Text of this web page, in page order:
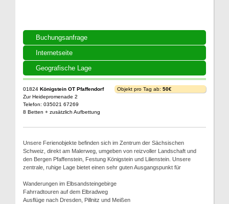
Buchungsanfrage
Internetseite
Geografische Lage
01824 Königstein OT Pfaffendorf
Zur Heidepromenade 2
Telefon: 035021 67269
8 Betten + zusätzlich Aufbettung
Objekt pro Tag ab: 50€
Unsere Ferienobjekte befinden sich im Zentrum der Sächsischen
Schweiz, direkt am Malerweg, umgeben von reizvoller Landschaft und
den Bergen Pfaffenstein, Festung Königstein und Lilienstein. Unsere
zentrale, ruhige Lage bietet einen sehr guten Ausgangspunkt für
Wanderungen im Elbsandsteingebirge
Fahrradtouren auf dem Elbradweg
Ausflüge nach Dresden, Pillnitz und Meißen